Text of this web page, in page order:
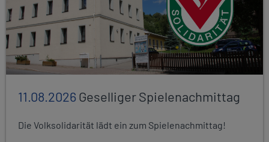
11.08.2026Geselliger Spielenachmittag
Die Volksolidarität lädt ein zum Spielenachmittag!